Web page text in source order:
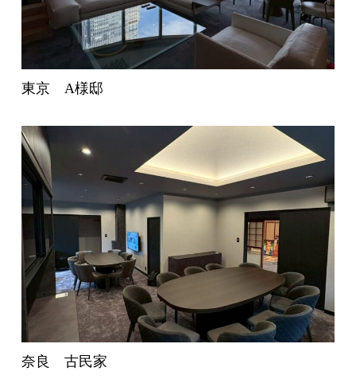
東京 A様邸
奈良 古民家